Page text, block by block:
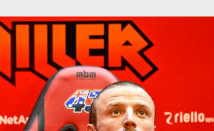
évite l'opération et vise un retour en